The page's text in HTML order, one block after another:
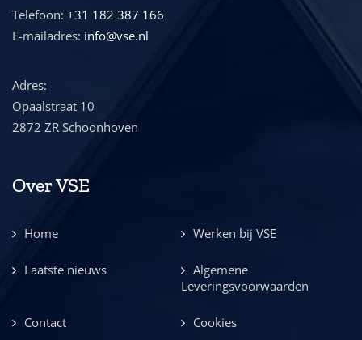
Telefoon: +31 182 387 166
E-mailadres: info@vse.nl
Adres:
Opaalstraat 10
2872 ZR Schoonhoven
Over VSE
Home Werken bij VSE
Laatste nieuws
Algemene
Leveringsvoorwaarden
Contact Cookies